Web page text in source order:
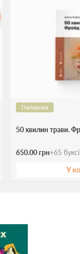
Паперова
50 хвилин трави.
650.00 грн+65
У